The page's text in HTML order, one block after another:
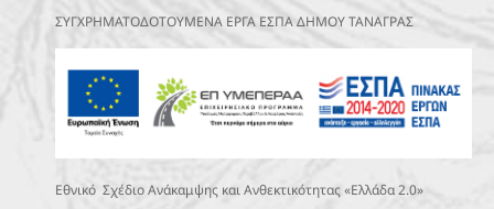
ΣΥΓΧΡΗΜΑΤΟΔΟΤΟΥΜΕΝΑ ΕΡΓΑ ΕΣΠΑ ΔΗΜΟΥ ΤΑΝΑΓΡΑΣ
Εθνικό Σχέδιο Ανάκαμψης και Ανθεκτικότητας «Ελλάδα 2.0»